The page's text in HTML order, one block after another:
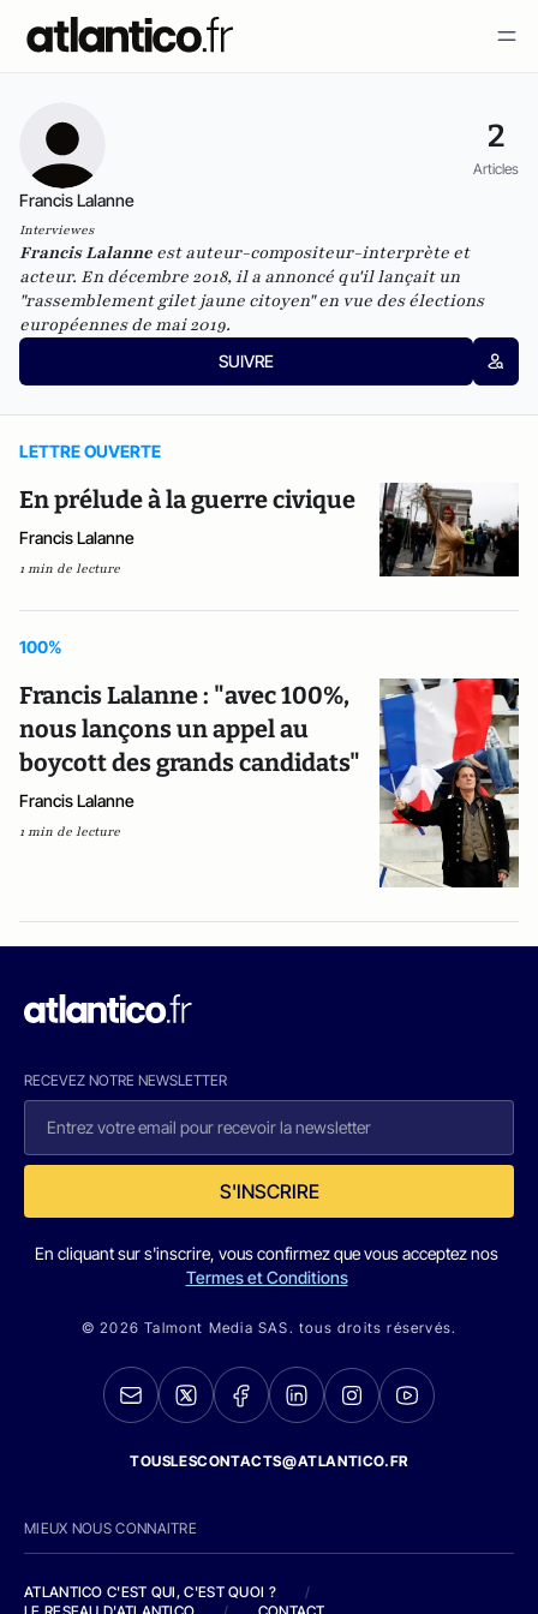
2
Articles
Francis Lalanne
Interviewes
Francis Lalanne est auteur-compositeur-interprète et
acteur. En décembre 2018, ila annoncé qu'il lançait un
"rassemblement gilet jaune citoyen" en vue des élections
européennes de mai 2019.
SUIVRE
LETTRE OUVERTE
En prélude à la guerre civique
Francis Lalanne
1 min de lecture
100%
Francis Lalanne : "avec 100%,
nous lançons un appel au
boycott des grands candidats"
Francis Lalanne
1 min de lecture
RECEVEZ NOTRE NEWSLETTER
S'INSCRIRE
En cliquant sur s'inscrire, vous confirmez que vous acceptez nos
Termes et Conditions
© 2026 Talmont Media SAS. tous droits réservés.
TOUSLESCONTACTS@ATLANTICO.FR
MIEUX NOUS CONNAITRE
ATLANTICO C'EST QUI, C'EST QUOI ?
/